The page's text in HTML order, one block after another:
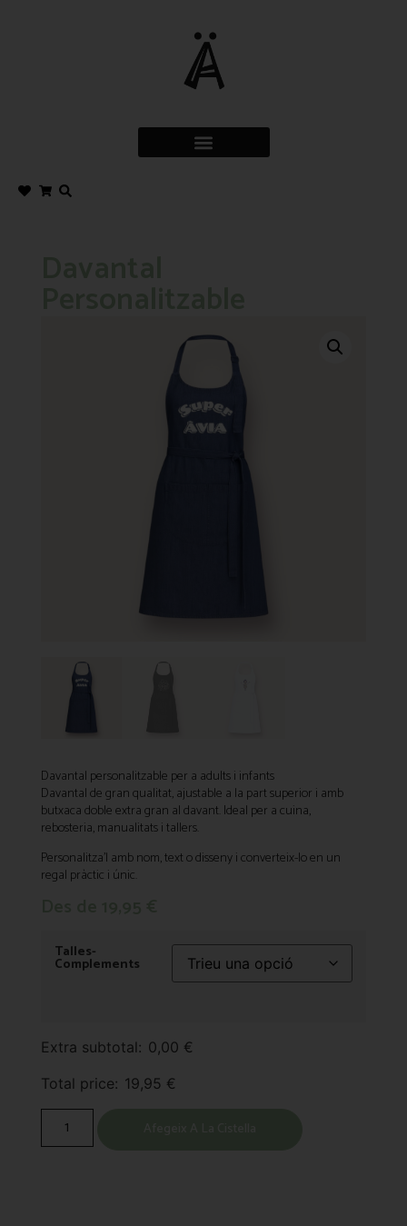
Davantal personalitzable per a adults i infants
Davantal de gran qualitat, ajustable a la part superior i amb
butxaca doble extra gran al davant. Ideal per a cuina,
rebosteria, manualitats i tallers.
Personalitza’l amb nom, text o disseny i converteix-lo en un
regal pràctic i únic.
Talles-
Complements
Extra subtotal: 0,00 €
Total price: 19,95 €